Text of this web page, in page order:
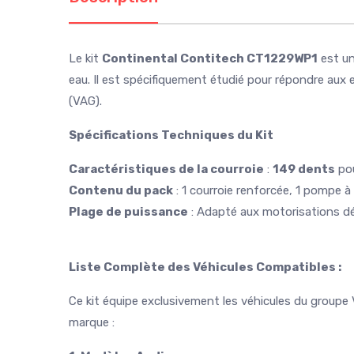
Le kit Continental Contitech CT1229WP1 est
eau. Il est spécifiquement étudié pour répondre
(VAG).
Spécifications Techniques du Kit
Caractéristiques de la courroie : 149 dents
Contenu du pack : 1 courroie renforcée, 1 pompe
Plage de puissance : Adapté aux motorisations
Liste Complète des Véhicules Compatibles :
Ce kit équipe exclusivement les véhicules du
marque :